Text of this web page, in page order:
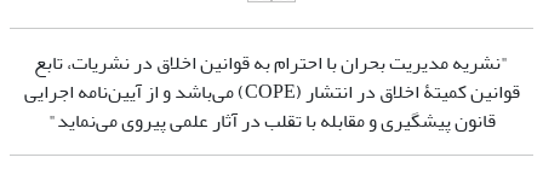
"نشریه مدیریت بحران با احترام به قوانین اخلاق در نشریات، تابع
قوانین کمیتۀ اخلاق در انتشار (COPE) می‌باشد و از آیین‌نامه اجرایی
قانون پیشگیری و مقابله با تقلب در آثار علمی پیروی می‌نماید"